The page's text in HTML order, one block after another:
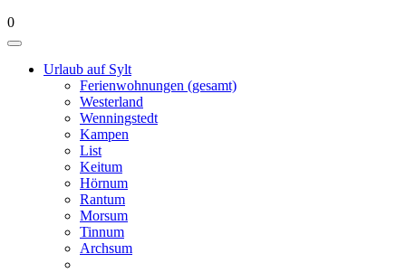
0
Urlaub auf Sylt
Ferienwohnungen (gesamt)
Westerland
Wenningstedt
Kampen
List
Keitum
Hörnum
Rantum
Morsum
Tinnum
Archsum